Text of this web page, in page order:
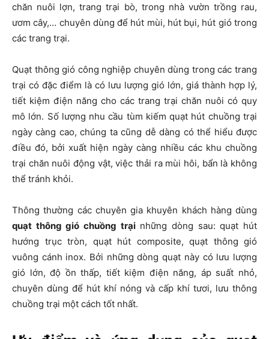
chăn nuôi lợn, trang trại bò, trong nhà vườn trồng rau,
ươm cây,… chuyên dùng để hút mùi, hút bụi, hút gió trong
các trang trại.
Quạt thông gió công nghiệp chuyên dùng trong các trang
trại có đặc điểm là có lưu lượng gió lớn, giá thành hợp lý,
tiết kiệm điện năng cho các trang trại chăn nuôi có quy
mô lớn. Số lượng nhu cầu tùm kiếm quạt hút chuồng trại
ngày càng cao, chúng ta cũng dễ dàng có thể hiểu được
điều đó, bởi xuất hiện ngày càng nhiều các khu chuồng
trại chăn nuôi động vật, việc thải ra mùi hôi, bẩn là không
thể tránh khỏi.
Thông thường các chuyên gia khuyên khách hàng dùng
quạt thông gió chuồng trạinhững dòng sau: quạt hút
hướng trục tròn, quạt hút composite, quạt thông gió
vuông cánh inox. Bởi những dòng quạt này có lưu lượng
gió lớn, độ ồn thấp, tiết kiệm điện năng, áp suất nhỏ,
chuyên dùng để hút khí nóng và cấp khí tươi, lưu thông
chuồng trại một cách tốt nhất.